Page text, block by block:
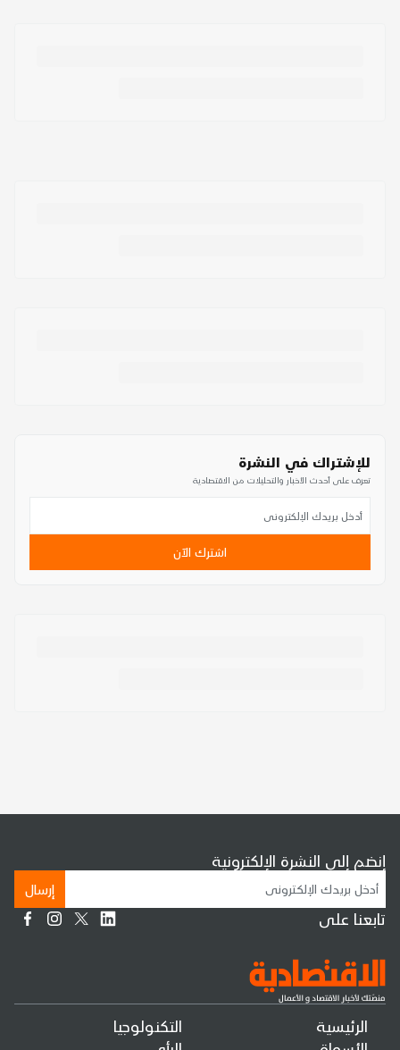
للإشتراك في النشرة
تعرف على أحدث الأخبار والتحليلات من الاقتصادية
اشترك الآن
الرئيسية
التكنولوجيا
إنضم إلى النشرة الإلكترونية
إرسال
تابعنا على